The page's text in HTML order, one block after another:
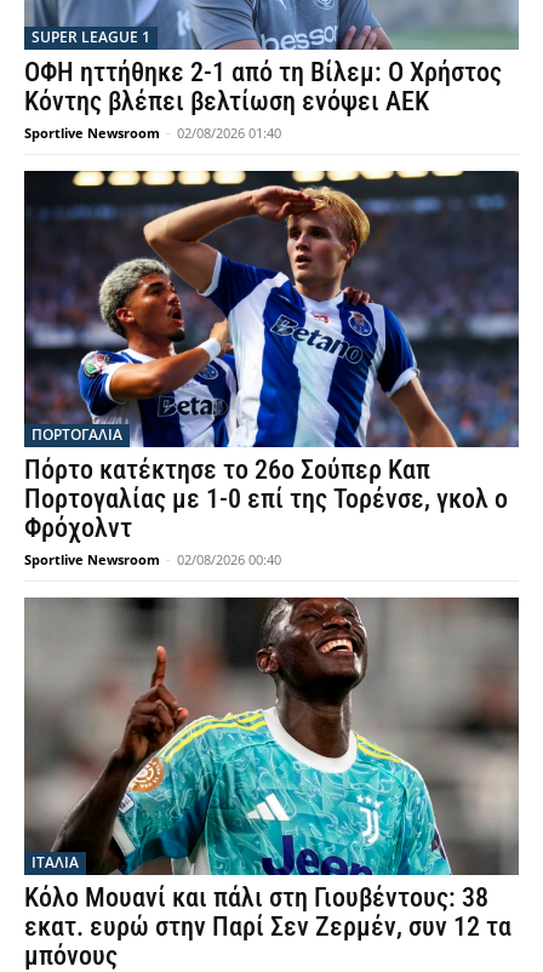
SUPER LEAGUE 1
ΟΦΗ ηττήθηκε 2-1 από τη Βίλεμ: Ο Χρήστος
Κόντης βλέπει βελτίωση ενόψει ΑΕΚ
Sportlive Newsroom - 02/08/2026 01:40
ΠΟΡΤΟΓΑΛΙΑ
Πόρτο κατέκτησε το 26ο Σούπερ Καπ
Πορτογαλίας με 1-0 επί της Τορένσε, γκολ ο
Φρόχολντ
Sportlive Newsroom - 02/08/2026 00:40
ΙΤΑΛΙΑ
Κόλο Μουανί και πάλι στη Γιουβέντους: 38
εκατ. ευρώ στην Παρί Σεν Ζερμέν, συν 12 τα
μπόνους